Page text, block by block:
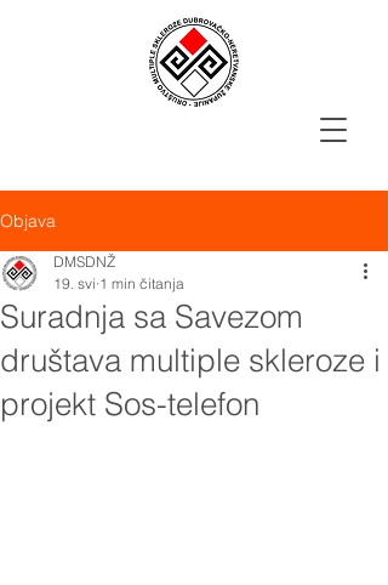
Objava
Suradnja sa Savezom
društava multiple skleroze i
projekt Sos-telefon
DMSDNŽ
19. svi 1 min čitanja